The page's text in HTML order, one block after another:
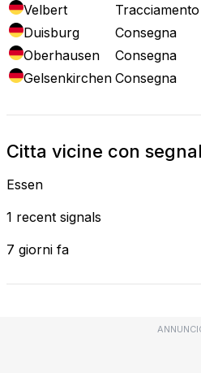
Velbert
Tracciamento
Duisburg
Consegna
Oberhausen
Consegna
Gelsenkirchen Consegna
Citta vicine con
Essen
1 recent signals
7 giorni fa